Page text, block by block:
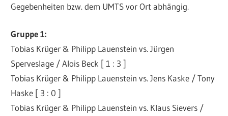
Gegebenheiten bzw. dem UMTS vor Ort abhängig.
Gruppe 1:
Tobias Krüger & Philipp Lauenstein vs. Jürgen
Sperveslage / Alois Beck [ 1 : 3 ]
Tobias Krüger & Philipp Lauenstein vs. Jens Kaske / Tony
Haske [ 3 : 0 ]
Tobias Krüger & Philipp Lauenstein vs. Klaus Sievers /